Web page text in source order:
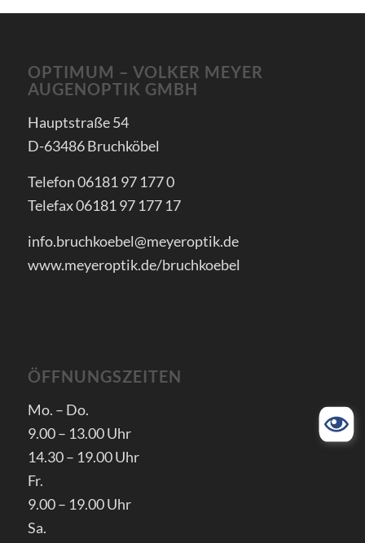
OPTIMUM – VOLKER MEYER
AUGENOPTIK GMBH
Hauptstraße 54
D-63486 Bruchköbel
Telefon 06181 97 177 0
Telefax 06181 97 177 17
info.bruchkoebel@meyeroptik.de
www.meyeroptik.de/bruchkoebel
ÖFFNUNGSZEITEN
Mo. – Do.
9.00 – 13.00 Uhr
14.30 – 19.00 Uhr
Fr.
9.00 – 19.00 Uhr
Sa.